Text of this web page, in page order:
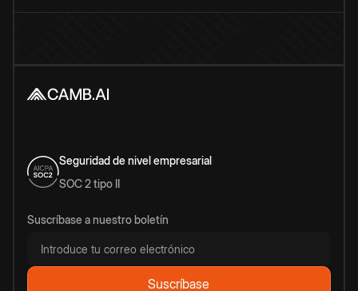
Seguridad de nivel empresarial
SOC 2 tipo II
Suscríbase a nuestro boletín